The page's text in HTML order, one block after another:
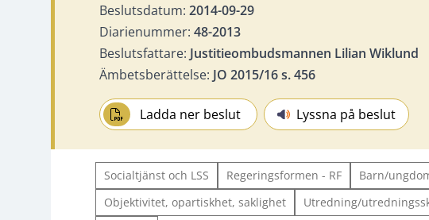
Beslutsdatum: 2014-09-29
Diarienummer: 48-2013
Beslutsfattare: Justitieombudsmannen Lilian Wiklund
Ämbetsberättelse: JO 2015/16 s. 456
Ladda ner beslut Lyssna på beslut
Socialtjänst och LSS Regeringsformen - RF
Barn/
Objektivitet, opartiskhet, saklighet
Utredning/